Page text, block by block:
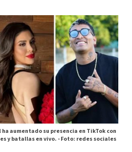
ha aumentado su presencia en TikTok con
y batallas en vivo. -Foto: redes sociales